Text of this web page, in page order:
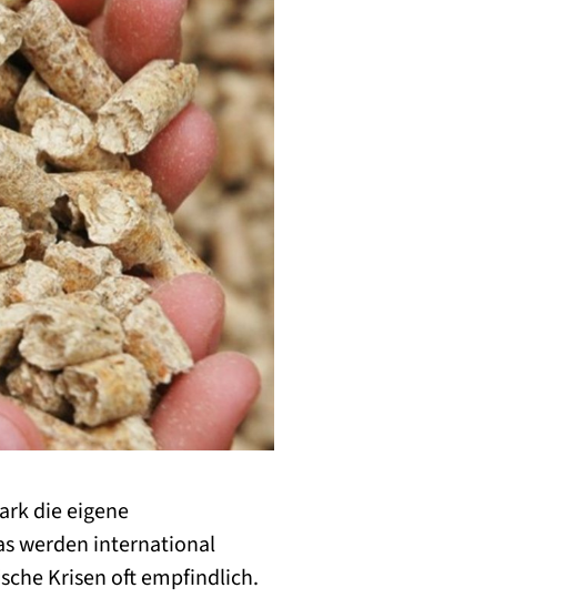
die eigene
werden international
Krisen oft empfindlich.